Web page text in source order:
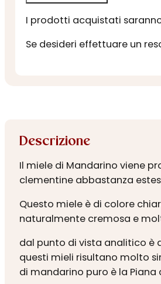
I prodotti acquistati
Se desideri effettuare un
Descrizione
Il miele di Mandarino viene
clementine abbastanza
Questo miele è di colore
naturalmente cremosa e
dal punto di vista analitico è
questi mieli risultano molto
di mandarino puro è la